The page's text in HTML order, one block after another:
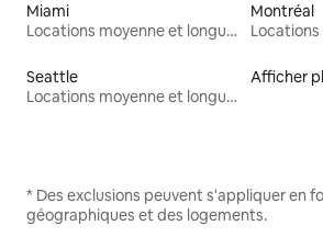
Miami
Locations moyenne et longue durée
Montréal
Seattle
Locations moyenne et longue durée
Afficher
* Des exclusions peuvent s'appliquer en
géographiques et des logements.